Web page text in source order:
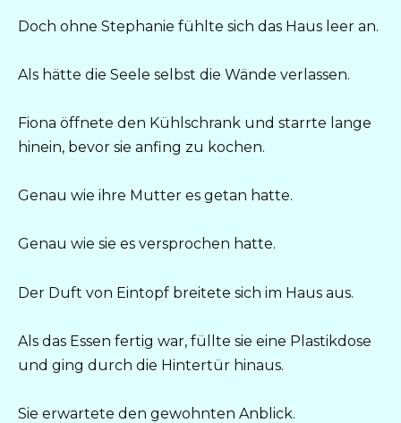
Doch ohne Stephanie fühlte sich das Haus leer an.
Als hätte die Seele selbst die Wände verlassen.
Fiona öffnete den Kühlschrank und starrte lange
hinein, bevor sie anfing zu kochen.
Genau wie ihre Mutter es getan hatte.
Genau wie sie es versprochen hatte.
Der Duft von Eintopf breitete sich im Haus aus.
Als das Essen fertig war, füllte sie eine Plastikdose
und ging durch die Hintertür hinaus.
Sie erwartete den gewohnten Anblick.